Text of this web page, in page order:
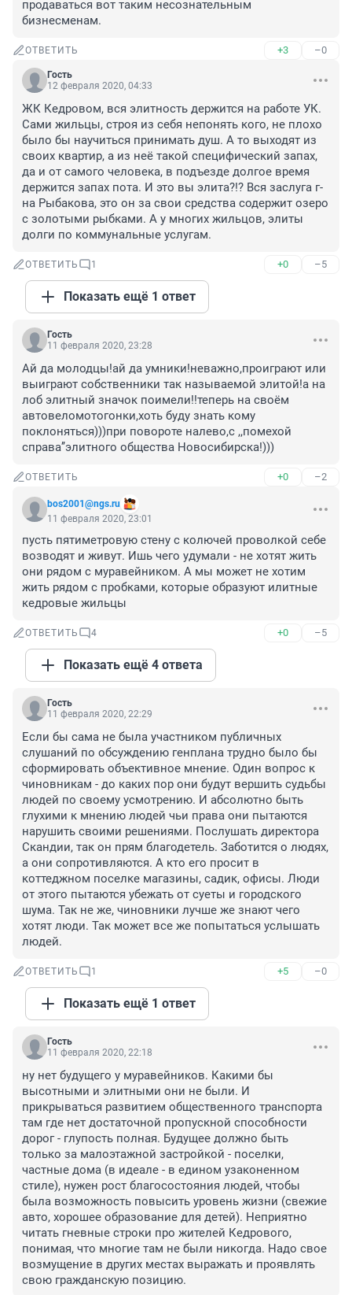
продаваться вот таким несознательным
бизнесменам.
ОТВЕТИТЬ +3 –0
Гость
12 февраля 2020, 04:33
ЖК Кедровом, вся элитность держится на работе УК.
Сами жильцы, строя из себя непонять кого, не плохо
было бы научиться принимать душ. А то выходят из
своих квартир, а из неё такой специфический запах,
да и от самого человека, в подъезде долгое время
держится запах пота. И это вы элита?!? Вся заслуга г-
на Рыбакова, это он за свои средства содержит озеро
с золотыми рыбками. А у многих жильцов, элиты
долги по коммунальные услугам.
ОТВЕТИТЬ 1 +0 –5
Показать ещё 1 ответ
Гость
11 февраля 2020, 23:28
Ай да молодцы!ай да умники!неважно,проиграют или
выиграют собственники так называемой элитой!а на
лоб элитный значок поимели!!теперь на своём
автовеломотогонки,хоть буду знать кому
поклоняться)))при повороте налево,с ,,помехой
справа’’элитного общества Новосибирска!)))
ОТВЕТИТЬ +0 –2
bos2001@ngs.ru
11 февраля 2020, 23:01
пусть пятиметровую стену с колючей проволкой себе
возводят и живут. Ишь чего удумали - не хотят жить
они рядом с муравейником. А мы может не хотим
жить рядом с пробками, которые образуют илитные
кедровые жильцы
ОТВЕТИТЬ 4 +0 –5
Показать ещё 4 ответа
Гость
11 февраля 2020, 22:29
Если бы сама не была участником публичных
слушаний по обсуждению генплана трудно было бы
сформировать объективное мнение. Один вопрос к
чиновникам - до каких пор они будут вершить судьбы
людей по своему усмотрению. И абсолютно быть
глухими к мнению людей чьи права они пытаются
нарушить своими решениями. Послушать директора
Скандии, так он прям благодетель. Заботится о людях,
а они сопротивляются. А кто его просит в
коттеджном поселке магазины, садик, офисы. Люди
от этого пытаются убежать от суеты и городского
шума. Так не же, чиновники лучше же знают чего
хотят люди. Так может все же попытаться услышать
людей.
ОТВЕТИТЬ 1 +5 –0
Показать ещё 1 ответ
Гость
11 февраля 2020, 22:18
ну нет будущего у муравейников. Какими бы
высотными и элитными они не были. И
прикрываться развитием общественного транспорта
там где нет достаточной пропускной способности
дорог - глупость полная. Будущее должно быть
только за малоэтажной застройкой - поселки,
частные дома (в идеале - в едином узаконенном
стиле), нужен рост благосостояния людей, чтобы
была возможность повысить уровень жизни (свежие
авто, хорошее образование для детей). Неприятно
читать гневные строки про жителей Кедрового,
понимая, что многие там не были никогда. Надо свое
возмущение в других местах выражать и проявлять
свою гражданскую позицию.